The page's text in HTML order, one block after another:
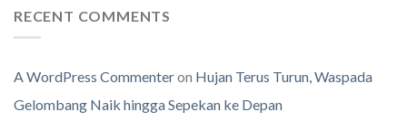
RECENT COMMENTS
A WordPress Commenteron Hujan Terus Turun, Waspada
Gelombang Naik hingga Sepekan ke Depan